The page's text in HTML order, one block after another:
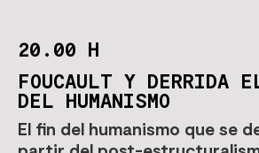
20.00 H
FOUCAULT Y DERRIDA
DEL HUMANISMO
El fin del humanismo que se